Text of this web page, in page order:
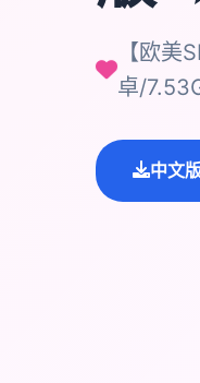
【欧
卓/
中文